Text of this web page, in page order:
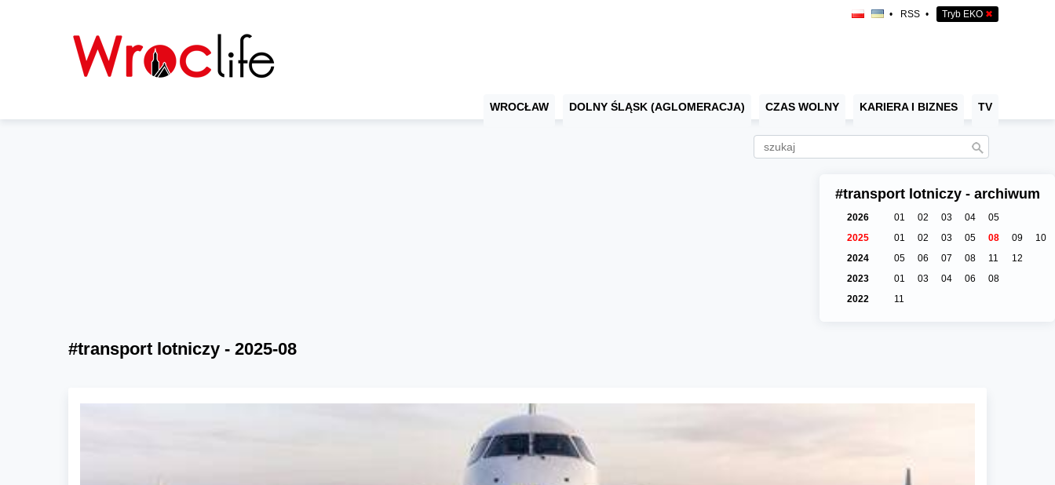
• RSS • Tryb EKO ✖
WROCŁAW DOLNY ŚLĄSK (AGLOMERACJA) CZAS WOLNY KARIERA I BIZNES TV
#transport lotniczy - archiwum
2026 01 02 03 04
05
2025
01 02 03 05 08 09
10
2024
05 06 07 08 11
12
2023
01 03 04 06
08
2022
11
#transport lotniczy - 2025-08